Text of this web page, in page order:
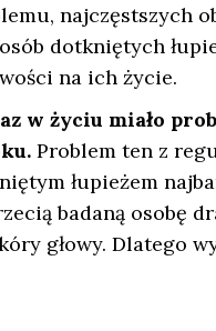
najczęstszych
dotkniętych
na ich życie.
w życiu miało
Problem ten z
łupieżem
badaną osobę
głowy. Dlatego